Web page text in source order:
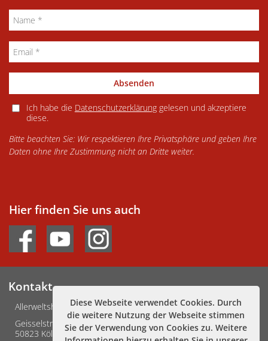
Diese Webseite verwendet Cookies. Durch
die weitere Nutzung der Webseite stimmen
Sie der Verwendung von Cookies zu. Weitere
Absenden
Ich habe die Datenschutzerklärunggelesen und akzeptiere
diese.
Bitte beachten Sie: Wir respektieren Ihre Privatsphäre und geben Ihre
Daten ohne Ihre Zustimmung nicht an Dritte weiter.
Hier finden Sie uns auch
Kontakt
Allerweltshaus Köln e.V.
Geisselstraße 3-5
50823 Köln